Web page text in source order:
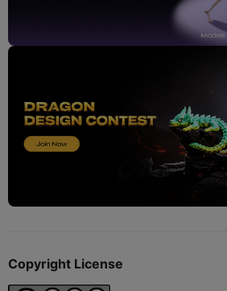
Copyright License